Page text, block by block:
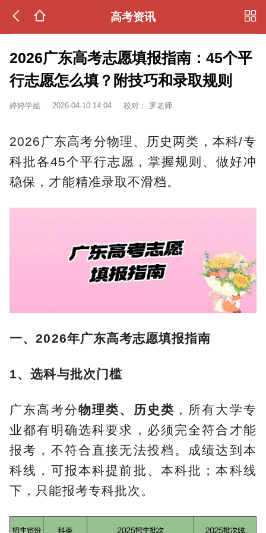
高考资讯
2026广东高考志愿填报指南：45个平
行志愿怎么填？附技巧和录取规则
婷婷学姐 2026-04-10 14:04 校对： 罗老师
2026广东高考分物理、历史两类，本科/专
科批各45个平行志愿，掌握规则、做好冲
稳保，才能精准录取不滑档。
一、2026年广东高考志愿填报指南
1、选科与批次门槛
广东高考分物理类、历史类 ，所有大学专
业都有明确选科要求，必须完全符合才能
报考，不符合直接无法投档。成绩达到本
科线，可报本科提前批、本科批；本科线
下，只能报考专科批次。